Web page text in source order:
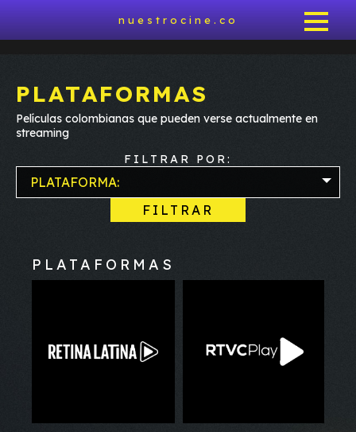
nuestrocine.co
PLATAFORMAS
Películas colombianas que pueden verse actualmente en
streaming
FILTRAR POR:
PLATAFORMA:
FILTRAR
PLATAFORMAS